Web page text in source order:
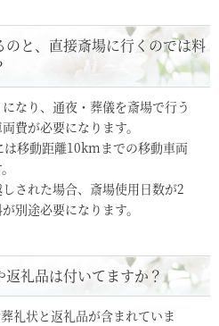
と、直接斎場に行くのでは料
なり、通夜・葬儀を斎場で行う
費が必要になります。
は移動距離10kmまでの移動車両
された場合、斎場使用日数が2
別途必要になります。
礼品は付いてますか？
礼状と返礼品が含まれていま